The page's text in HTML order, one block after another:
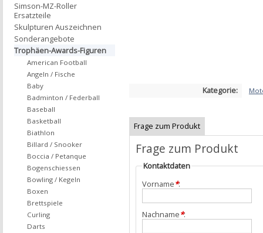
Kategorie:
Frage zum Produkt
Frage zum Produkt
Kontaktdaten
Vorname*:
Nachname*:
Simson-MZ-Roller
Ersatzteile
Skulpturen Auszeichnen
Sonderangebote
Trophäen-Awards-Figuren
American Football
Angeln / Fische
Baby
Badminton / Federball
Baseball
Basketball
Biathlon
Billard / Snooker
Boccia / Petanque
Bogenschiessen
Bowling / Kegeln
Boxen
Brettspiele
Curling
Darts